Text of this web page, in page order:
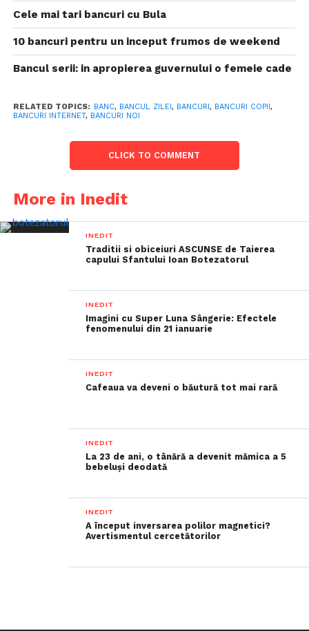
Cele mai tari bancuri cu Bula
10 bancuri pentru un inceput frumos de weekend
Bancul serii: in apropierea guvernului o femeie cade
RELATED TOPICS: BANC, BANCUL ZILEI, BANCURI, BANCURI COPII,
BANCURI INTERNET, BANCURI NOI
CLICK TO COMMENT
More in Inedit
INEDIT
Traditii si obiceiuri ASCUNSE de Taierea
capului Sfantului Ioan Botezatorul
INEDIT
Imagini cu Super Luna Sângerie: Efectele
fenomenului din 21 ianuarie
INEDIT
Cafeaua va deveni o băutură tot mai rară
INEDIT
La 23 de ani, o tânără a devenit mămica a 5
bebeluși deodată
INEDIT
A început inversarea polilor magnetici?
Avertismentul cercetătorilor